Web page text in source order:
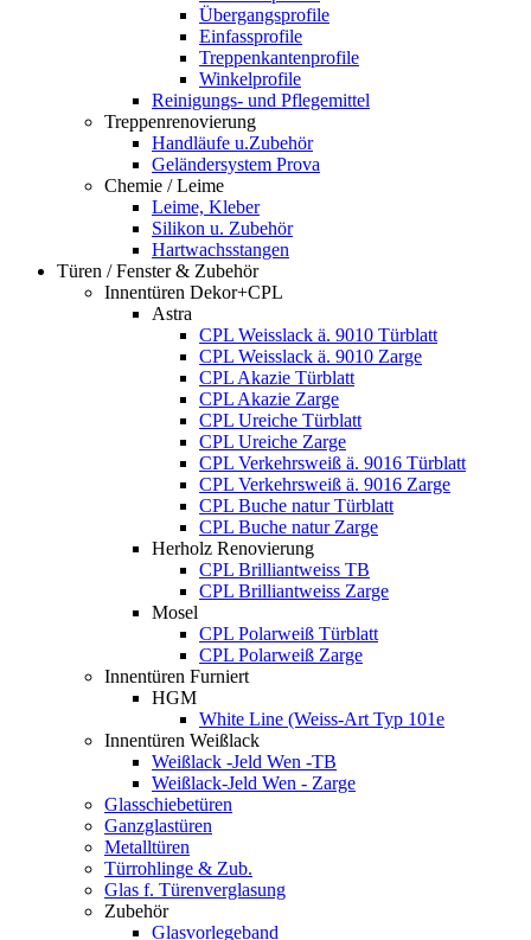
Übergangsprofile
Einfassprofile
Treppenkantenprofile
Winkelprofile
Reinigungs- und Pflegemittel
Treppenrenovierung
Handläufe u.Zubehör
Geländersystem Prova
Chemie / Leime
Leime, Kleber
Silikon u. Zubehör
Hartwachsstangen
Türen / Fenster & Zubehör
Innentüren Dekor+CPL
Astra
CPL Weisslack ä. 9010 Türblatt
CPL Weisslack ä. 9010 Zarge
CPL Akazie Türblatt
CPL Akazie Zarge
CPL Ureiche Türblatt
CPL Ureiche Zarge
CPL Verkehrsweiß ä. 9016 Türblatt
CPL Verkehrsweiß ä. 9016 Zarge
CPL Buche natur Türblatt
CPL Buche natur Zarge
Herholz Renovierung
CPL Brilliantweiss TB
CPL Brilliantweiss Zarge
Mosel
CPL Polarweiß Türblatt
CPL Polarweiß Zarge
Innentüren Furniert
HGM
White Line (Weiss-Art Typ 101e
Innentüren Weißlack
Weißlack -Jeld Wen -TB
Weißlack-Jeld Wen - Zarge
Glasschiebetüren
Ganzglastüren
Metalltüren
Türrohlinge & Zub.
Glas f. Türenverglasung
Zubehör
Glasvorlegeband